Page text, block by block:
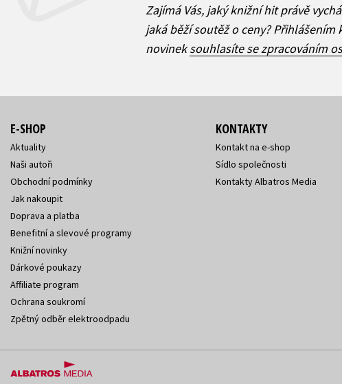
Zajímá Vás, jaký knižní hit právě
jaká běží soutěž o ceny?
novineksouhlasíte se zpracováním
E-SHOP
Aktuality
Naši autoři
Obchodní podmínky
Jak nakoupit
Doprava a platba
Benefitní a slevové programy
Knižní novinky
Dárkové poukazy
Affiliate program
Ochrana soukromí
Zpětný odběr elektroodpadu
KONTAKTY
Kontakt na e-shop
Sídlo společnosti
Kontakty Albatros Media